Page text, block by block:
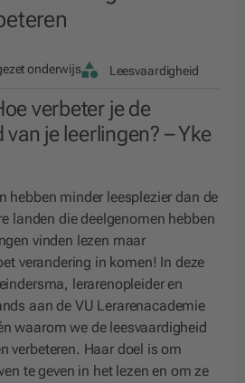
onderwijs Leesvaardigheid
verbeter je de
van je leerlingen? – Yke
hebben minder leesplezier dan de
landen die deelgenomen hebben
vinden lezen maar
verandering in komen! In deze
lerarenopleider en
aan de VU Lerarenacademie
waarom we de leesvaardigheid
verbeteren. Haar doel is om
te geven in het lezen en om ze